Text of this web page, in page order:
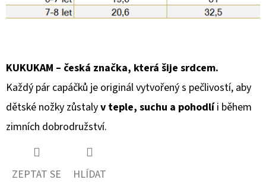
KUKUKAM – česká značka, která šije srdcem.
Každý pár capáčků je originál vytvořený s pečlivostí, aby
dětské nožky zůstalyv teple, suchu a pohodlíi během
zimních dobrodružství.
ZEPTAT SE
HLÍDAT